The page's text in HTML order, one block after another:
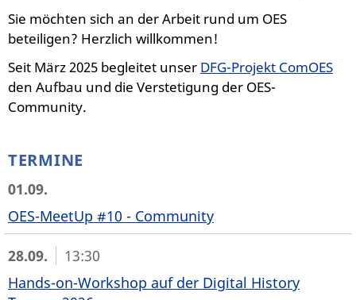
Sie möchten sich an der Arbeit rund um OES
beteiligen? Herzlich willkommen!
Seit März 2025 begleitet unser DFG-Projekt ComOES
den Aufbau und die Verstetigung der OES-
Community.
TERMINE
01.09.
OES-MeetUp #10 - Community
28.09.
13:30
Hands-on-Workshop auf der Digital History